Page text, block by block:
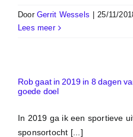
DoorGerrit Wessels 25/11/
Lees meer
Rob gaat in 2019 in 8 dagen
goede doel
In 2019 ga ik een sportieve
sponsortocht [...]